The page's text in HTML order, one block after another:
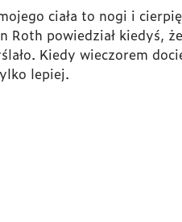
ciała to nogi i
powiedział kiedyś,
Kiedy wieczorem
lepiej.